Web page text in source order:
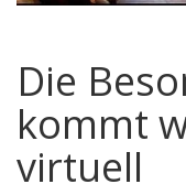
Die
kommt
virtuell